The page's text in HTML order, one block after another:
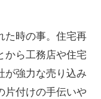
た時の事。住宅再
から工務店や住宅
が強力な売り込み
片付けの手伝いや